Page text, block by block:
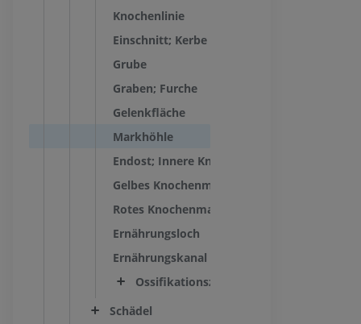
Knochenlinie
Einschnitt; Kerbe
Grube
Graben; Furche
Gelenkfläche
Markhöhle
Endost; Innere Knochenhaut
Gelbes Knochenmark
Rotes Knochenmark
Ernährungsloch
Ernährungskanal
Ossifikationszentrum
Schädel